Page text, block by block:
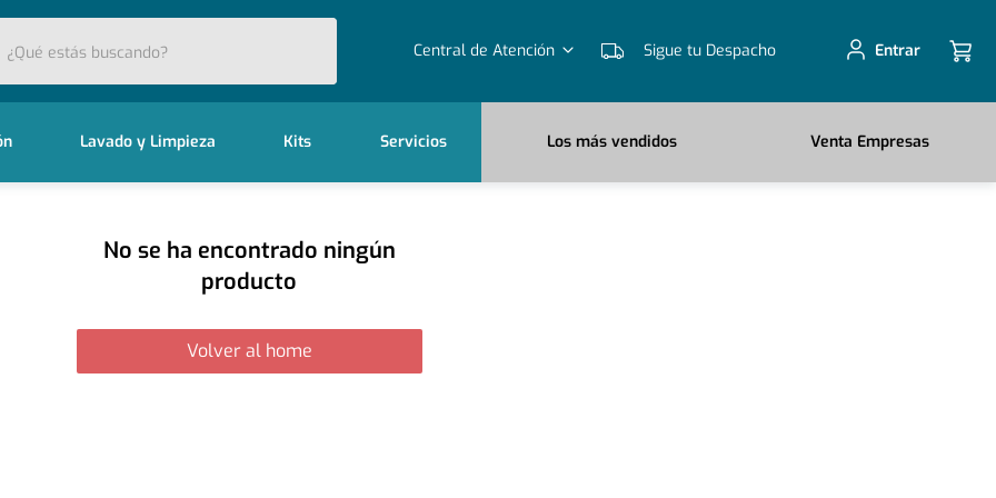
buscando?
Central de Atención Sigue tu Despacho Entrar
Lavado y Limpieza Kits Servicios Los más vendidos Venta Empresas
No se ha encontrado ningún
producto
Volver al home